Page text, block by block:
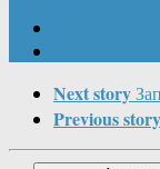
Next story
Previous story